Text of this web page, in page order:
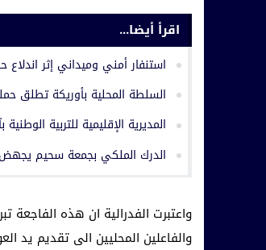
اقرأ أيضا...
استنفار أمني وميداني إثر
السلطة المحلية بأوريكة تطلق
المديرية الإقليمية للتربية
الدرك الملكي بجمعة سحيم
واعتبرت الفدرالية ان هذه
والفاعلين المحليين الى تقديم يد